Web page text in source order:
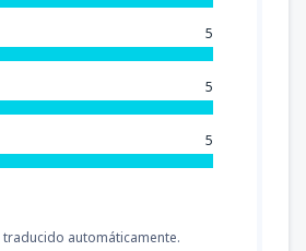
5
5
5
automáticamente.